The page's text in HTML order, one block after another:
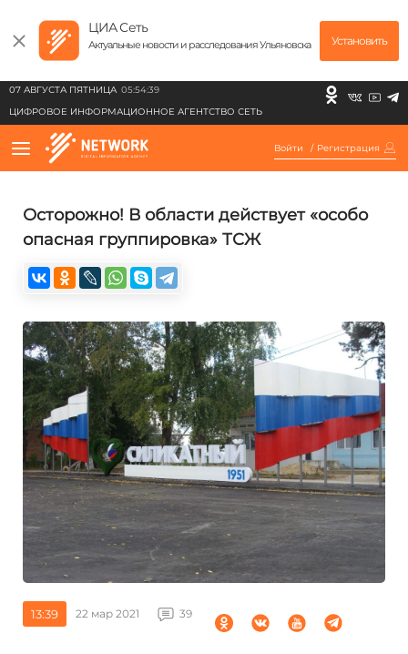
ЦИА Сеть
Актуальные новости и расследования Ульяновска Установить
07 АВГУСТА ПЯТНИЦА 05:54:39
ЦИФРОВОЕ ИНФОРМАЦИОННОЕ АГЕНТСТВО СЕТЬ
Войти / Регистрация
Осторожно! В области действует «особо
опасная группировка» ТСЖ
13:39 22 мар 2021 39